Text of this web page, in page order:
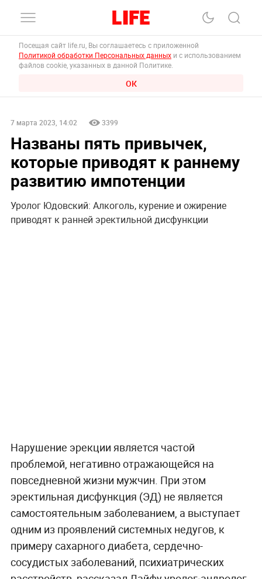
Посещая сайт life.ru, Вы соглашаетесь с приложенной
Политикой обработки Персональных данных и с использованием
файлов cookie, указанных в данной Политике.
ОК
7 марта 2023, 14:02 3399
Названы пять привычек,
которые приводят к раннему
развитию импотенции
Уролог Юдовский: Алкоголь, курение и ожирение
приводят к ранней эректильной дисфункции
Нарушение эрекции является частой
проблемой, негативно отражающейся на
повседневной жизни мужчин. При этом
эректильная дисфункция (ЭД) не является
самостоятельным заболеванием, а выступает
одним из проявлений системных недугов, к
примеру сахарного диабета, сердечно-
сосудистых заболеваний, психиатрических